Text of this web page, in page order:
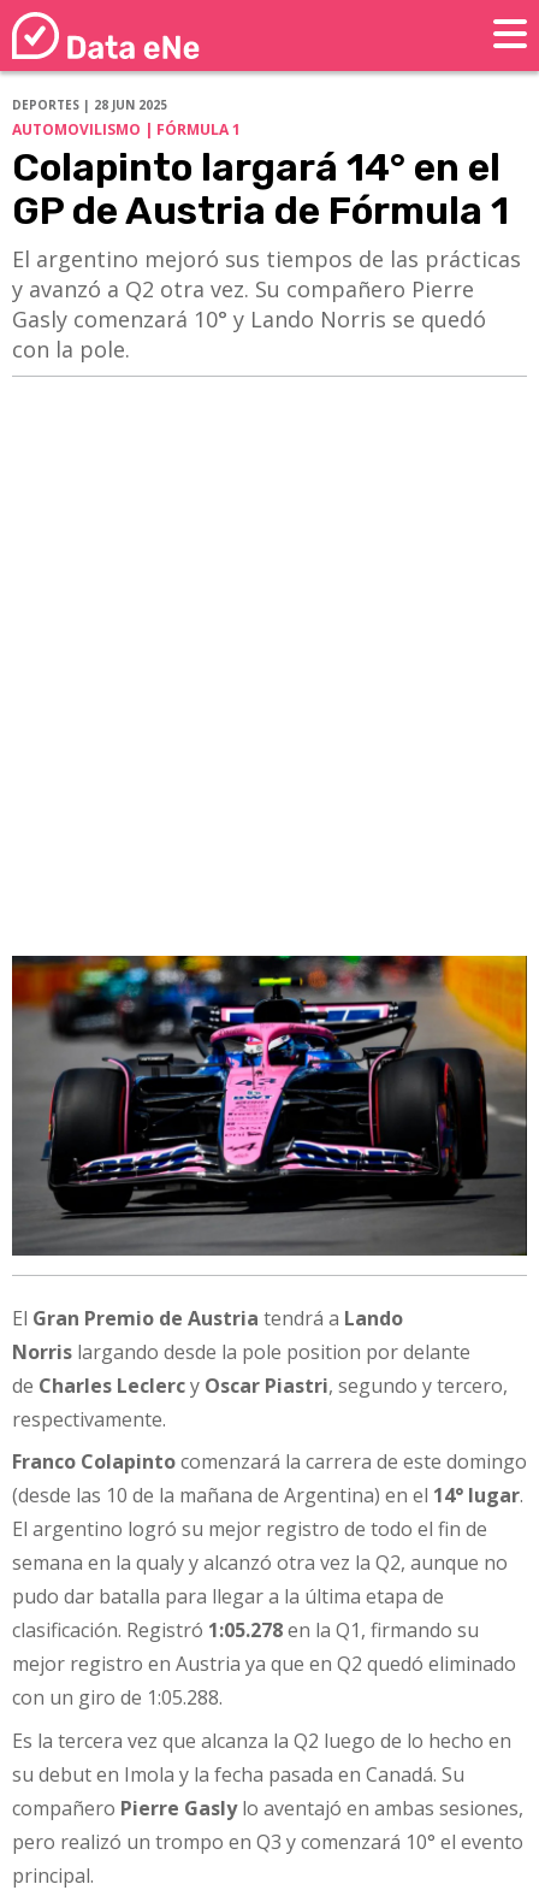
DEPORTES | 28 JUN 2025
AUTOMOVILISMO | FÓRMULA 1
Colapinto largará 14° en el
GP de Austria de Fórmula 1
El argentino mejoró sus tiempos de las prácticas
y avanzó a Q2 otra vez. Su compañero Pierre
Gasly comenzará 10° y Lando Norris se quedó
con la pole.
El Gran Premio de Austria tendrá a Lando
Norris largando desde la pole position por delante
de Charles Leclercy Oscar Piastri, segundo y tercero,
respectivamente.
Franco Colapintocomenzará la carrera de este domingo
(desde las 10 de la mañana de Argentina) en el 14° lugar.
El argentino logró su mejor registro de todo el fin de
semana en la qualy y alcanzó otra vez la Q2, aunque no
pudo dar batalla para llegar a la última etapa de
clasificación. Registró 1:05.278en la Q1, firmando su
mejor registro en Austria ya que en Q2 quedó eliminado
con un giro de 1:05.288.
Es la tercera vez que alcanza la Q2 luego de lo hecho en
su debut en Imola y la fecha pasada en Canadá. Su
compañero Pierre Gaslylo aventajó en ambas sesiones,
pero realizó un trompo en Q3 y comenzará 10° el evento
principal.